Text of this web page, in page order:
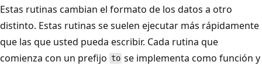
Estas rutinas cambian el formato de los datos a otro
distinto. Estas rutinas se suelen ejecutar más rápidamente
que las que usted pueda escribir. Cada rutina que
comienza con un prefijo to se implementa como función y